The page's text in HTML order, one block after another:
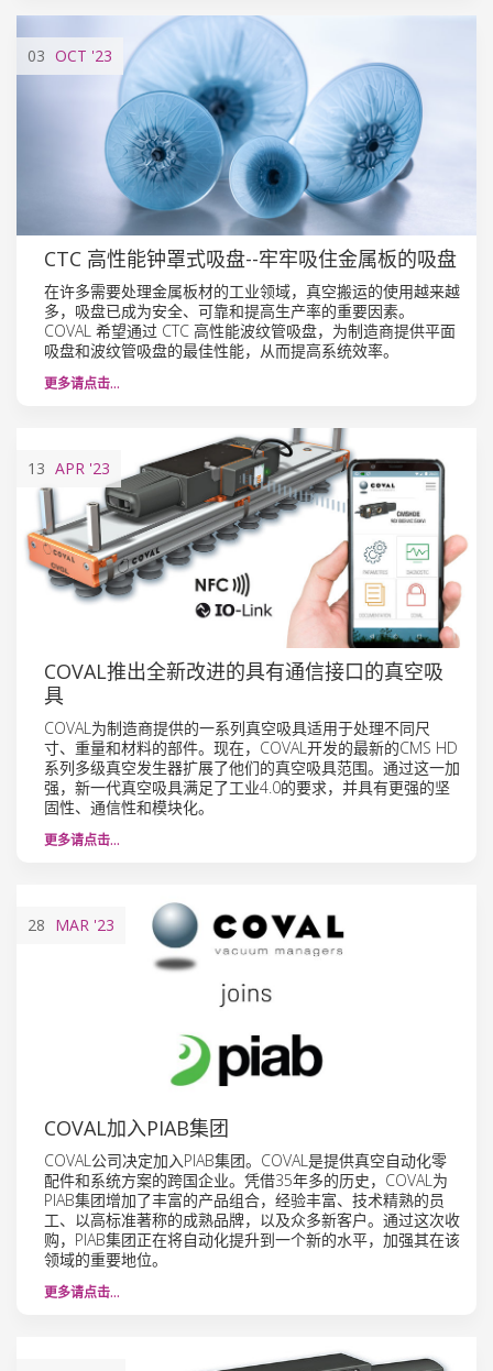
03 OCT '23
CTC 高性能钟罩式吸盘--牢牢吸住金属板的吸盘
在许多需要处理金属板材的工业领域，真空搬运的使用越来越
多，吸盘已成为安全、可靠和提高生产率的重要因素。
COVAL 希望通过 CTC 高性能波纹管吸盘，为制造商提供平面
吸盘和波纹管吸盘的最佳性能，从而提高系统效率。
更多请点击…
13 APR '23
COVAL推出全新改进的具有通信接口的真空吸
具
COVAL为制造商提供的一系列真空吸具适用于处理不同尺
寸、重量和材料的部件。现在，COVAL开发的最新的CMS HD
系列多级真空发生器扩展了他们的真空吸具范围。通过这一加
强，新一代真空吸具满足了工业4.0的要求，并具有更强的坚
固性、通信性和模块化。
更多请点击…
28 MAR '23
COVAL加入PIAB集团
COVAL公司决定加入PIAB集团。COVAL是提供真空自动化零
配件和系统方案的跨国企业。凭借35年多的历史，COVAL为
PIAB集团增加了丰富的产品组合，经验丰富、技术精熟的员
工、以高标准著称的成熟品牌，以及众多新客户。通过这次收
购，PIAB集团正在将自动化提升到一个新的水平，加强其在该
领域的重要地位。
更多请点击…